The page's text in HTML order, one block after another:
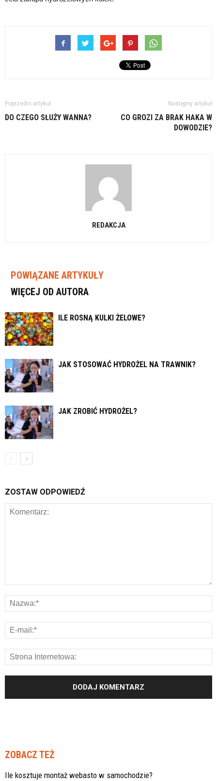
Poprzedni artykuł
DO CZEGO SŁUŻY WANNA?
Następny artykuł
CO GROZI ZA BRAK HAKA W
DOWODZIE?
REDAKCJA
POWIĄZANE ARTYKUŁY
WIĘCEJ OD AUTORA
ILE ROSNĄ KULKI ŻELOWE?
JAK STOSOWAĆ HYDROŻEL NA TRAWNIK?
JAK ZROBIĆ HYDROŻEL?
ZOSTAW ODPOWIEDŹ
ZOBACZ TEŻ
Ile kosztuje montaż webasto w samochodzie?